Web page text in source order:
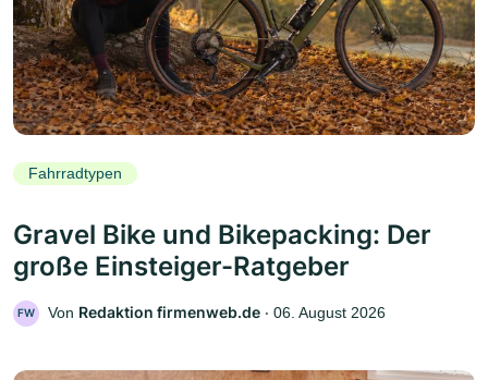
Fahrradtypen
Gravel Bike und Bikepacking: Der
große Einsteiger-Ratgeber
FW Von Redaktion firmenweb.de ‧ 06. August 2026